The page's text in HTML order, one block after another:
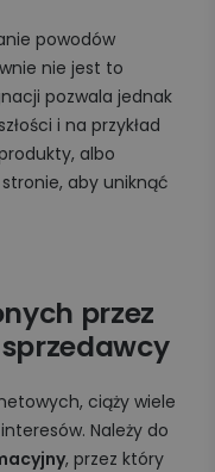
powodów
nie jest to
pozwala jednak
i na przykład
albo
aby uniknąć
przez
ciąży wiele
Należy do
, przez który